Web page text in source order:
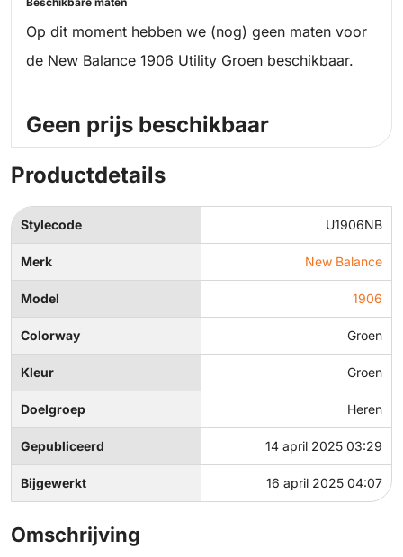
Op dit moment hebben we (nog) geen maten voor
de New Balance 1906 Utility Groen beschikbaar.
Geen prijs beschikbaar
Productdetails
Stylecode U1906NB
Merk New Balance
Model 1906
Colorway Groen
Kleur Groen
Doelgroep Heren
Gepubliceerd 14 april 2025 03:29
Bijgewerkt 16 april 2025 04:07
Omschrijving